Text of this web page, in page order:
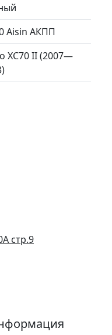
Aisin АКПП
XC70 II (2007—
стр.9